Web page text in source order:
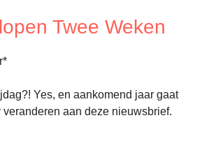
Twee Weken
Yes, en aankomend jaar gaat
veranderen aan deze nieuwsbrief.